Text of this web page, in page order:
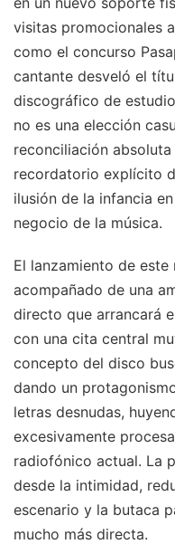
visitas promocionales
como el concurso
cantante desveló el
discográfico de
no es una elección
reconciliación
recordatorio explícito
ilusión de la infancia
negocio de la música.
El lanzamiento de este
acompañado de una
directo que arrancará
con una cita central
concepto del disco
dando un
letras desnudas,
excesivamente
radiofónico actual. La
desde la intimidad,
escenario y la butaca
mucho más directa.